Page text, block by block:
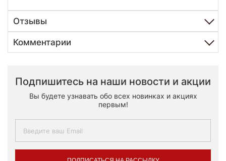
Отзывы
Комментарии
Подпишитесь на наши новости и акции
Вы будете узнавать обо всех новинках и акциях
первым!